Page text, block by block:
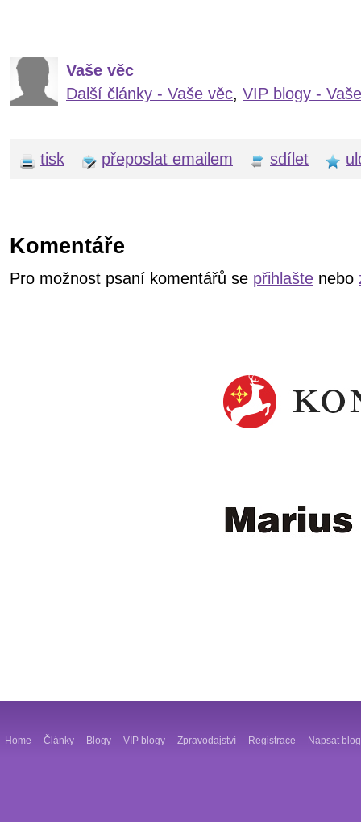
Vaše věc
Další články - Vaše věc, VIP blogy -
tisk přeposlat emailem sdílet
Komentáře
Pro možnost psaní komentářů se přihlašte nebo
Home Články Blogy VIP blogy Zpravodajství Registrace Napsat blog